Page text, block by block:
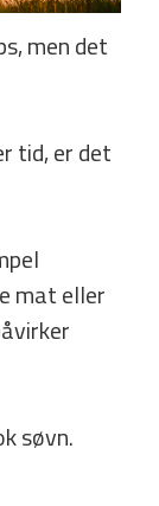
men det
tid, er det
mat eller
søvn.